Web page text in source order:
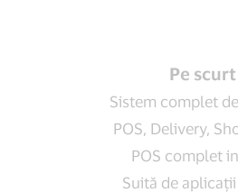
Pe scurt
Sistem complet
POS, Delivery,
POS complet
Suită de